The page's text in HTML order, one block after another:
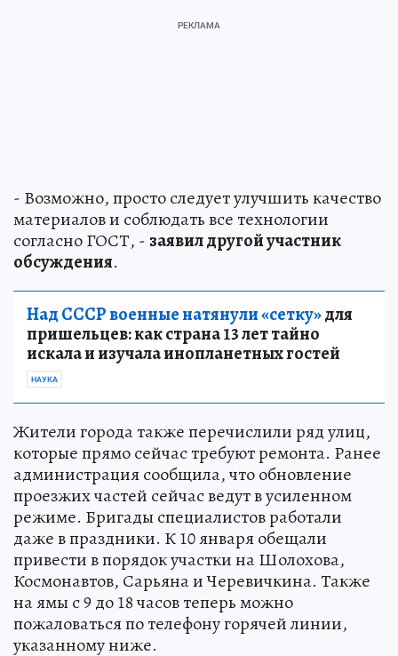
- Возможно, просто следует улучшить качество
материалов и соблюдать все технологии
согласно ГОСТ, - заявил другой участник
обсуждения.
Над СССР военные натянули «сетку»для
пришельцев: как страна 13 лет тайно
искала и изучала инопланетных гостей
НАУКА
Жители города также перечислили ряд улиц,
которые прямо сейчас требуют ремонта. Ранее
администрация сообщила, что обновление
проезжих частей сейчас ведут в усиленном
режиме. Бригады специалистов работали
даже в праздники. К 10 января обещали
привести в порядок участки на Шолохова,
Космонавтов, Сарьяна и Черевичкина. Также
на ямы c 9 до 18 часов теперь можно
пожаловаться по телефону горячей линии,
указанному ниже.